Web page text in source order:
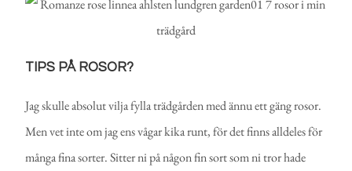
TIPS PÅ ROSOR?
Jag skulle absolut vilja fylla trädgården med ännu ett gäng rosor.
Men vet inte om jag ens vågar kika runt, för det finns alldeles för
många fina sorter. Sitter ni på någon fin sort som ni tror hade